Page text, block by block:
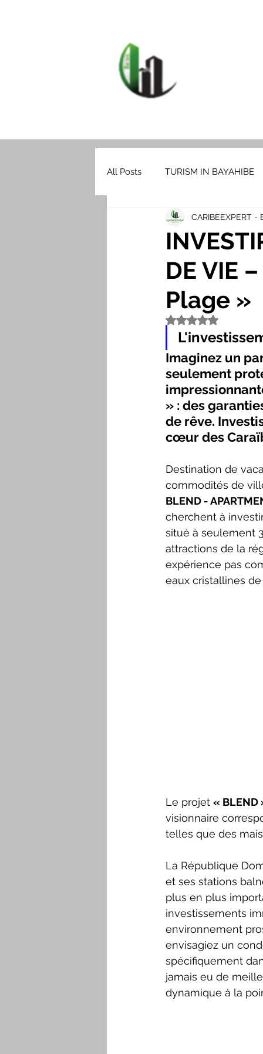
All Posts TURISM IN BAYAHIBE
DE VIE
Plage »
CARIBEEXPERT -
Rated NaN out of
Imaginez un
seulement
» : des
de rêve.
cœur des
Destination de
commodités de
BLEND -
cherchent à
situé à seulement
attractions de la
expérience pas
eaux cristallines
Le projet « BLEND
visionnaire
telles que des
La République
et ses stations
plus en plus
investissements
environnement
envisagiez un
spécifiquement
jamais eu de
dynamique à la